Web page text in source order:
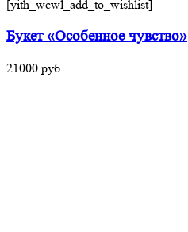
[yith_wcwl_add_to_wishlist]
Букет «Особенное чувство»
21000 руб.